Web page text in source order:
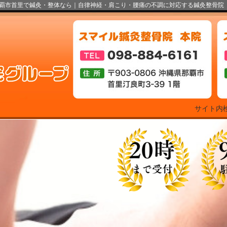
市首里で鍼灸・整体なら｜自律神経・肩こり・腰痛の不調に対応する鍼灸整骨院
サイト内